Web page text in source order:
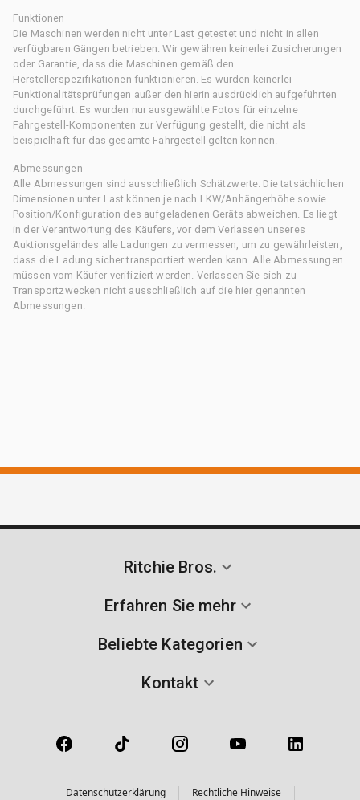
Funktionen
Die Maschinen werden nicht unter Last getestet und nicht in allen
verfügbaren Gängen betrieben. Wir gewähren keinerlei Zusicherungen
oder Garantie, dass die Maschinen gemäß den
Herstellerspezifikationen funktionieren. Es wurden keinerlei
Funktionalitätsprüfungen außer den hierin ausdrücklich aufgeführten
durchgeführt. Es wurden nur ausgewählte Fotos für einzelne
Fahrgestell-Komponenten zur Verfügung gestellt, die nicht als
beispielhaft für das gesamte Fahrgestell gelten können.
Abmessungen
Alle Abmessungen sind ausschließlich Schätzwerte. Die tatsächlichen
Dimensionen unter Last können je nach LKW/Anhängerhöhe sowie
Position/Konfiguration des aufgeladenen Geräts abweichen. Es liegt
in der Verantwortung des Käufers, vor dem Verlassen unseres
Auktionsgeländes alle Ladungen zu vermessen, um zu gewährleisten,
dass die Ladung sicher transportiert werden kann. Alle Abmessungen
müssen vom Käufer verifiziert werden. Verlassen Sie sich zu
Transportzwecken nicht ausschließlich auf die hier genannten
Abmessungen.
Ritchie Bros.
Erfahren Sie mehr
Beliebte Kategorien
Kontakt
Datenschutzerklärung Rechtliche Hinweise